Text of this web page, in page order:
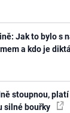
Jak to bylo s
a kdo je
stoupnou,
silné bouřky